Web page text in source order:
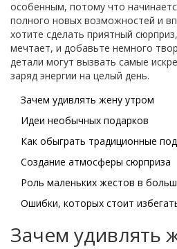
особенным, потому что
полного новых возможностей и
хотите сделать приятный
мечтает, и добавьте немного
детали могут вызвать самые
заряд энергии на целый день.
Зачем удивлять жену утром
Идеи необычных подарков
Как обыграть традиционные
Создание атмосферы сюрприза
Роль маленьких жестов в
Ошибки, которых стоит
Зачем удивлять